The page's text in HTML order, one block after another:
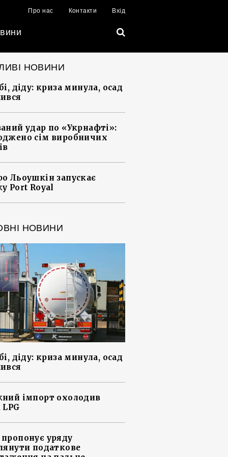
Про нас Контакти Вхід
НОВИНИ
діду: криза минула, осад
удар по «Укрнафті»:
сім виробничих
Льоушкін запускає
Port Royal
НОВИНИ
діду: криза минула, осад
імпорт охолодив
уряду
податкове